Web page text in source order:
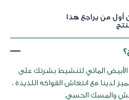
أول من يراجع هذا
المائي لتنشيط بشرتك على
لدينا مع انتعاش الفواكه اللذيذة ،
والمسك الحسي.